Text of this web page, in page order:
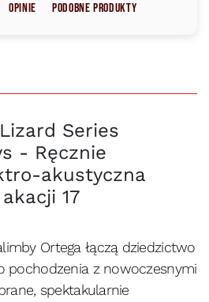
Opinie Podobne produkty
Series
- Ręcznie
akustyczna
17
Ortega łączą dziedzictwo
pochodzenia z nowoczesnymi
spektakularnie